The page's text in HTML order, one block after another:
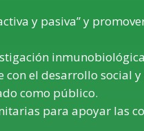
y pasiva” y
el desarrollo social
como público.
para apoyar las